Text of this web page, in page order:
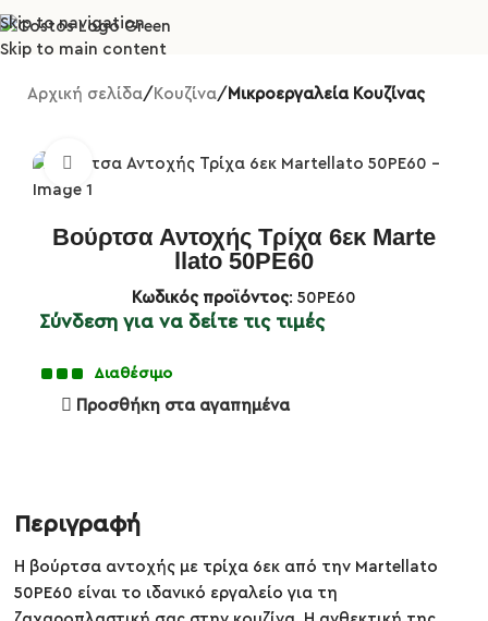
Skip to navigation
Skip to main content
Αρχική σελίδα Κουζίνα Μικροεργαλεία Κουζίνας
Κλικ για μεγέθυνση
Βούρτσα Αντοχής Τρίχα 6εκ Marte
llato 50PE60
Κωδικός προϊόντος: 50PE60
Σύνδεση για να δείτε τις τιμές
Διαθέσιμο
Προσθήκη στα αγαπημένα
Περιγραφή
Η βούρτσα αντοχής με τρίχα 6εκ από την Martellato
50PE60 είναι το ιδανικό εργαλείο για τη